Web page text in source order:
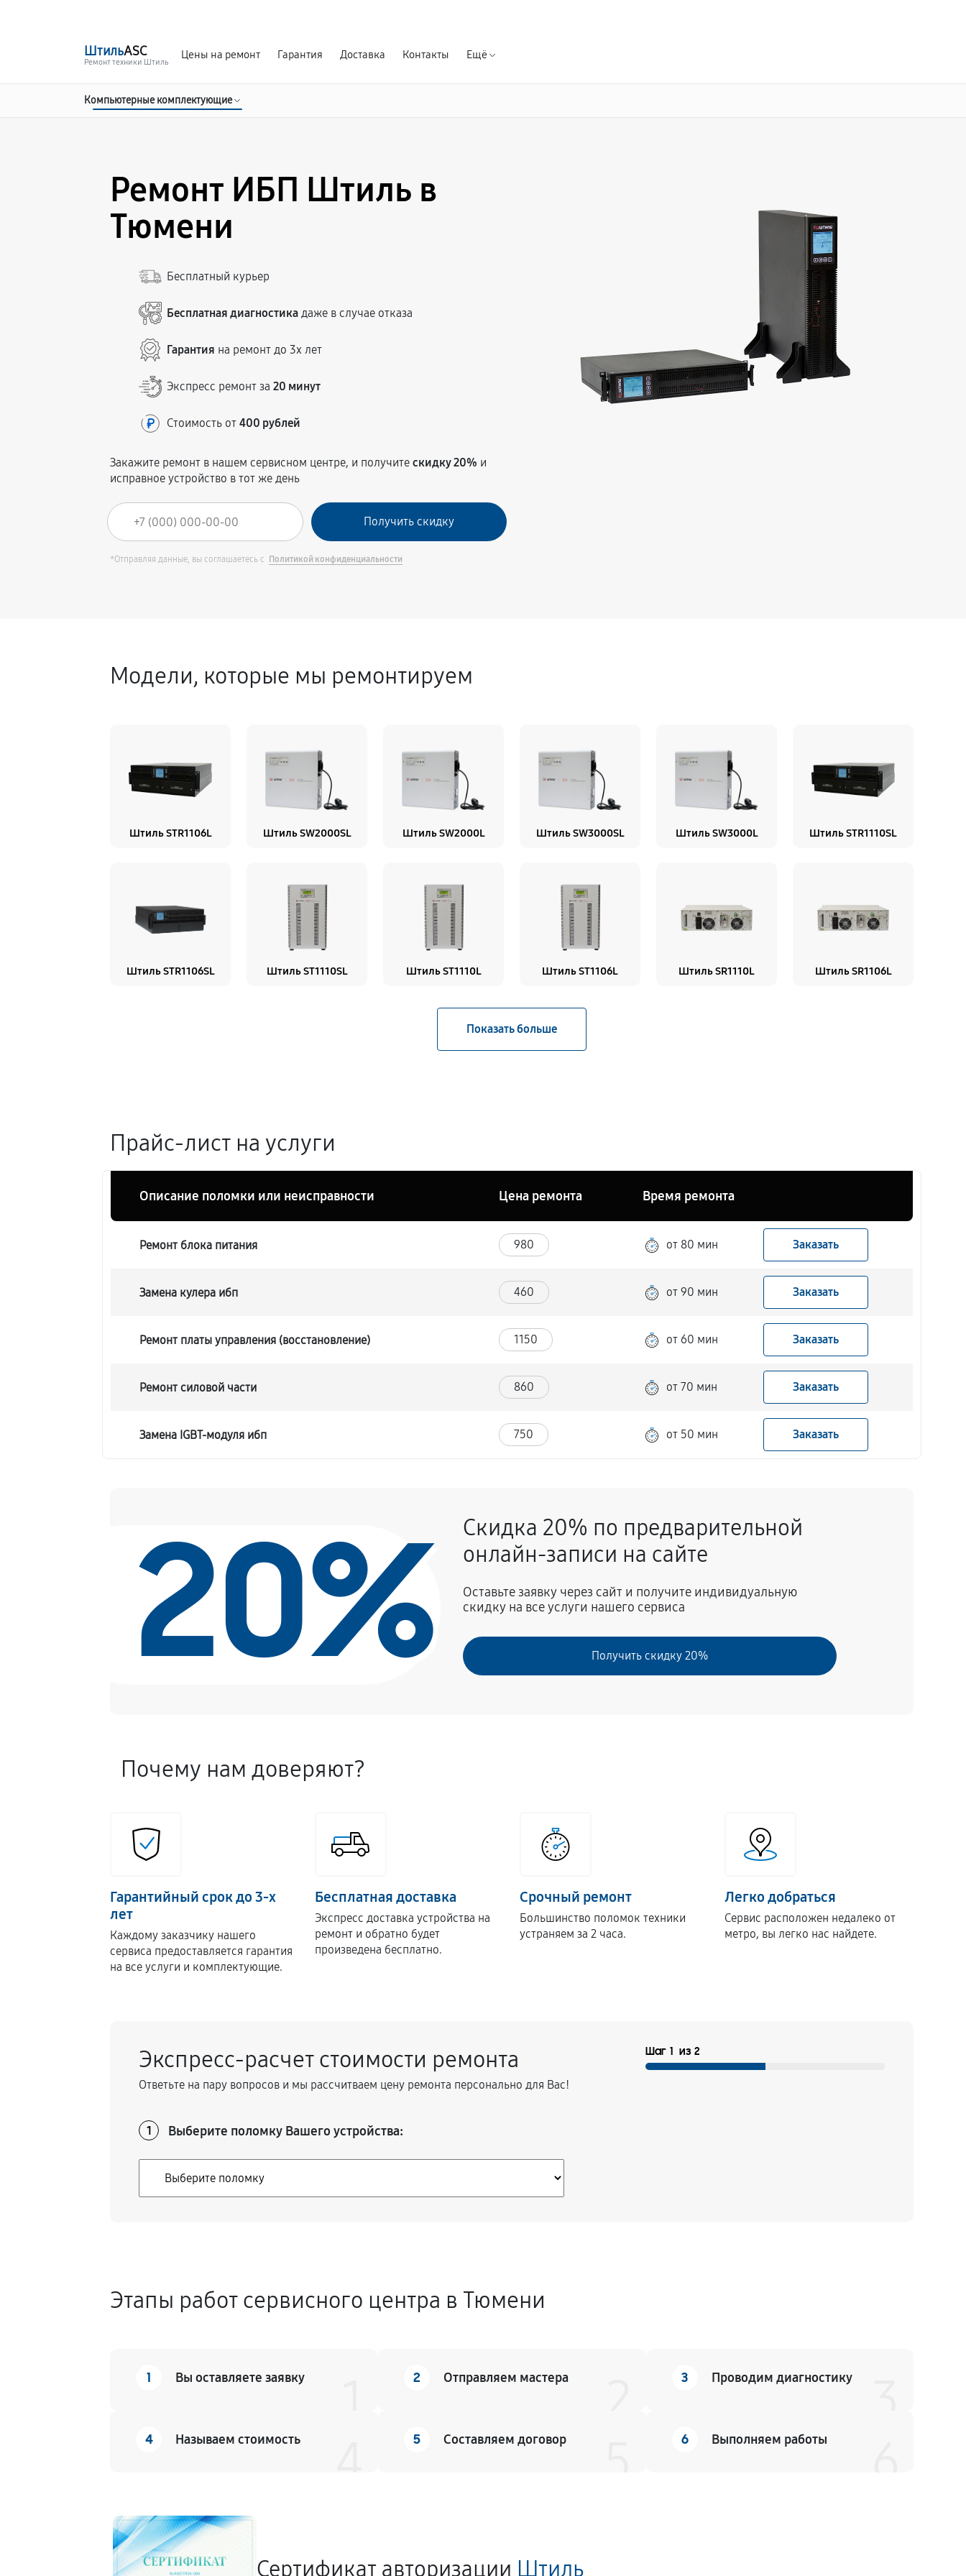
ШтильASC
Ремонт техники Штиль
Цены на ремонт Гарантия Доставка Контакты Ещё
Компьютерные комплектующие
Ремонт ИБП Штиль в
Тюмени
Бесплатный курьер
Бесплатная диагностика даже в случае отказа
Гарантия на ремонт до 3х лет
Экспресс ремонт за20 минут
Стоимость от400 рублей
Закажите ремонт в нашем сервисном центре, и получитескидку 20% и
исправное устройство в тот же день
*Отправляя данные, вы соглашаетесь с Политикой конфиденциальности
Модели, которые мы ремонтируем
Штиль STR1106L Штиль SW2000SL Штиль SW2000L Штиль SW3000SL Штиль SW3000L Штиль STR1110SL
Штиль STR1106SL Штиль ST1110SL Штиль ST1110L Штиль ST1106L Штиль SR1110L Штиль SR1106L
Прайс-лист на услуги
Описание поломки или неисправности Цена ремонта Время ремонта
Ремонт блока питания 980 от 80 мин Заказать
Замена кулера ибп 460 от 90 мин Заказать
Ремонт платы управления (восстановление) 1150 от 60 мин Заказать
Ремонт силовой части 860 от 70 мин Заказать
Замена IGBT-модуля ибп 750 от 50 мин Заказать
20%
Скидка 20% по предварительной
онлайн-записи на сайте
Оставьте заявку через сайт и получите индивидуальную
скидку на все услуги нашего сервиса
Получить скидку 20%
Почему нам доверяют?
Гарантийный срок до 3-х
лет
Каждому заказчику нашего
сервиса предоставляется гарантия
на все услуги и комплектующие.
Бесплатная доставка
Экспресс доставка устройства на
ремонт и обратно будет
произведена бесплатно.
Срочный ремонт
Большинство поломок техники
устраняем за 2 часа.
Легко добраться
Сервис расположен недалеко от
метро, вы легко нас найдете.
Экспресс-расчет стоимости ремонта
Ответьте на пару вопросов и мы рассчитваем цену ремонта персонально для Вас!
Шаг 1 из 2
1 Выберите поломку Вашего устройства:
Этапы работ сервисного центра в Тюмени
1 Вы оставляете заявку 2 Отправляем мастера 3 Проводим диагностику
4 Называем стоимость 5 Составляем договор 6 Выполняем работы
Сертификат авторизации Штиль